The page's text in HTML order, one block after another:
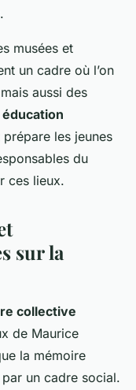
musées et
un cadre où l’on
aussi des
éducation
les jeunes
du
ces lieux.
sur la
collective
de Maurice
la mémoire
un cadre social.